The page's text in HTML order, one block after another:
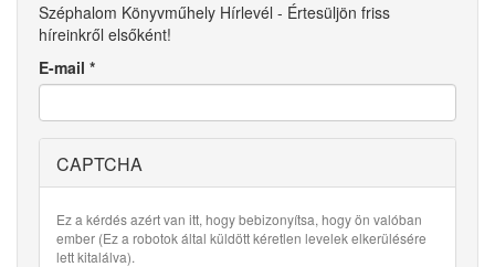
Széphalom Könyvműhely Hírlevél - Értesüljön friss
híreinkről elsőként!
E-mail *
CAPTCHA
Ez a kérdés azért van itt, hogy bebizonyítsa, hogy ön valóban
ember (Ez a robotok által küldött kéretlen levelek elkerülésére
lett kitalálva).